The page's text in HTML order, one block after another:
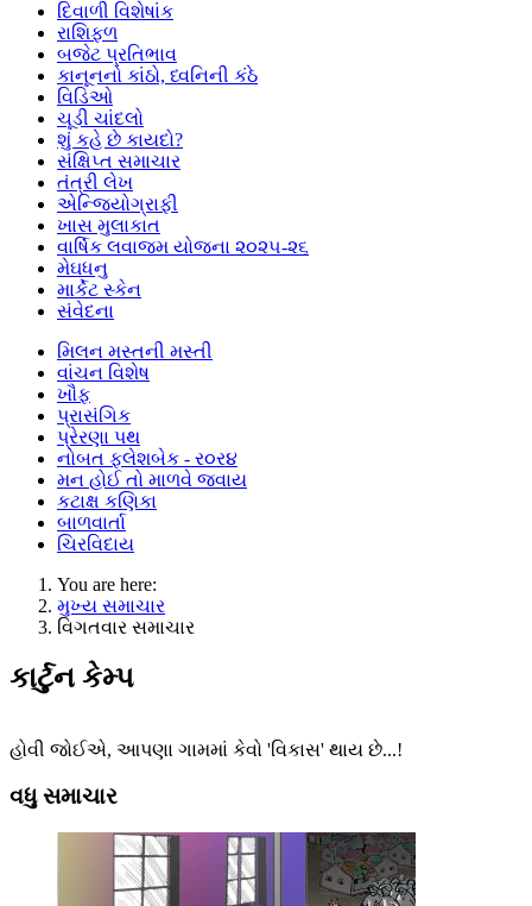
દિવાળી વિશેષાંક
રાશિફળ
બજેટ પ્રતિભાવ
કાનૂનનો કાંઠો, ધ્વનિની કંઠે
વિડિઓ
ચૂડી ચાંદલો
શું કહે છે કાયદો?
સંક્ષિપ્ત સમાચાર
તંત્રી લેખ
એન્જિયોગ્રાફી
ખાસ મુલાકાત
વાર્ષિક લવાજમ યોજના ૨૦૨૫-૨૬
મેઘધનુ
માર્કેટ સ્કેન
સંવેદના
મિલન મસ્તની મસ્તી
વાંચન વિશેષ
ખૌફ
પ્રાસંગિક
પ્રેરણા પથ
નોબત ફ્લેશબેક - ર૦ર૪
મન હોઈ તો માળવે જવાય
કટાક્ષ કણિકા
બાળવાર્તા
ચિરવિદાય
You are here:
મુખ્ય સમાચાર
વિગતવાર સમાચાર
કાર્ટુન કેમ્પ
હોવી જોઈએ, આપણા ગામમાં કેવો 'વિકાસ' થાય છે...!
વધુ સમાચાર